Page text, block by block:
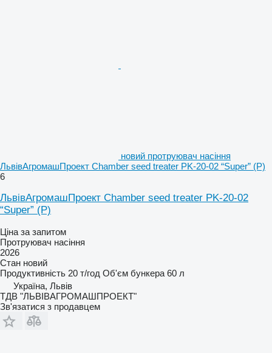
новий протруювач насіння
ЛьвівАгромашПроект Chamber seed treater PK-20-02 “Super” (P)
6
ЛьвівАгромашПроект Chamber seed treater PK-20-02
“Super” (P)
Ціна за запитом
Протруювач насіння
2026
Стан новий
Продуктивність 20 т/год Об'єм бункера 60 л
Україна, Львів
ТДВ "ЛЬВІВАГРОМАШПРОЕКТ"
Зв'язатися з продавцем